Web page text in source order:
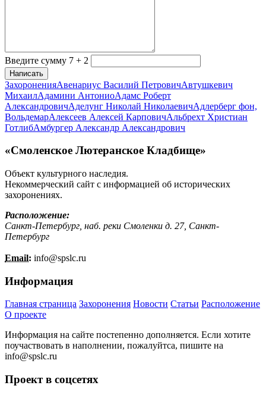
Введите сумму 7 + 2
Написать
ЗахороненияАвенариус Василий ПетровичАвтушкевич
МихаилАдамини АнтониоАдамс Роберт
АлександровичАделунг Николай НиколаевичАдлерберг фон,
ВольдемарАлексеев Алексей КарповичАльбрехт Христиан
ГотлибАмбургер Александр Александрович
«Смоленское Лютеранское Кладбище»
Объект культурного наследия.
Некоммерческий сайт с информацией об исторических
захоронениях.
Расположение:
Санкт-Петербург, наб. реки Смоленки д. 27, Санкт-
Петербург
Email: info@spslc.ru
Информация
Главная страница Захоронения Новости Статьи Расположение
О проекте
Информация на сайте постепенно дополняется. Если хотите
поучаствовать в наполнении, пожалуйтса, пишите на
info@spslc.ru
Проект в соцсетях